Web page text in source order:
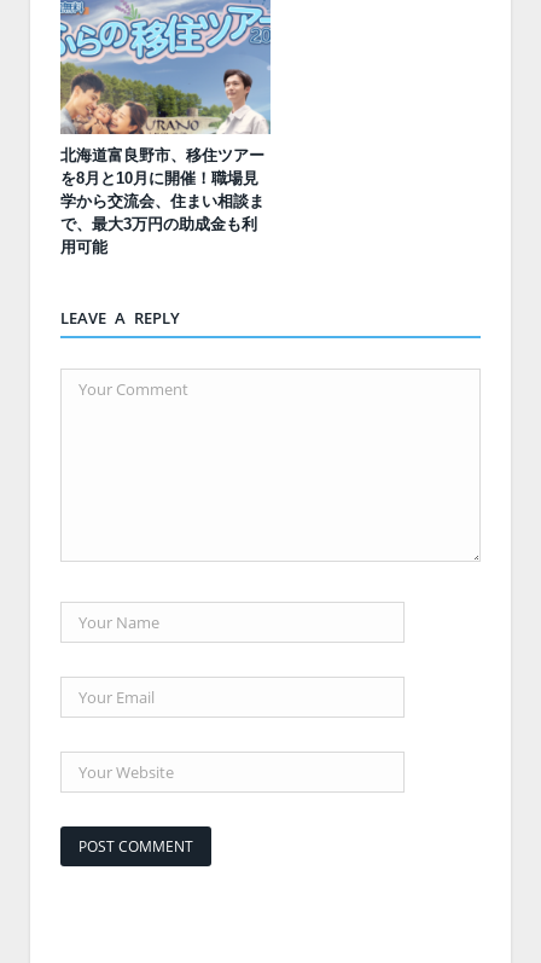
北海道富良野市、移住ツアー
を8月と10月に開催！職場見
学から交流会、住まい相談ま
で、最大3万円の助成金も利
用可能
LEAVE A REPLY